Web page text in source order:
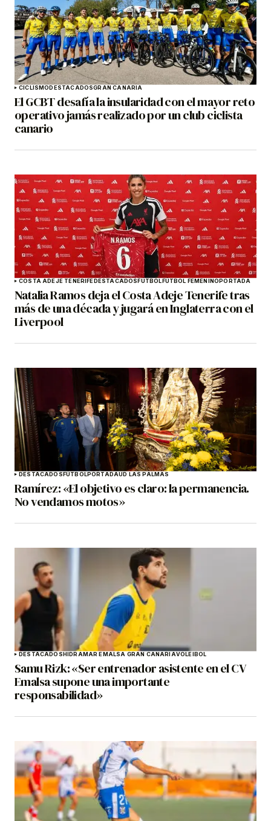
CICLISMODESTACADOSGRAN CANARIA
El GCBT desafía la insularidad con el mayor reto
operativo jamás realizado por un club ciclista
canario
COSTA ADEJE TENERIFEDESTACADOSFÚTBOLFÚTBOL FEMENINOPORTADA
Natalia Ramos deja el Costa Adeje Tenerife tras
más de una década y jugará en Inglaterra con el
Liverpool
DESTACADOSFÚTBOLPORTADAUD LAS PALMAS
Ramírez: «El objetivo es claro: la permanencia.
No vendamos motos»
DESTACADOSHIDRAMAR EMALSA GRAN CANARIAVOLEIBOL
Samu Rizk: «Ser entrenador asistente en el CV
Emalsa supone una importante
responsabilidad»